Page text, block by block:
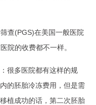
查(PGS)在美国一般医院
院的收费都不一样。
很多医院都有这样的规
的胚胎冷冻费用，但是需
植成功的话，第二次胚胎